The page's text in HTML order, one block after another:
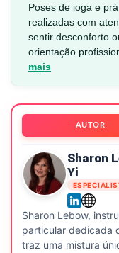
Poses de ioga e
realizadas com
sentir desconforto
orientação
mais
AUTOR
Sharon
Yi
Sharon Lebow,
particular dedicada
traz uma mistura